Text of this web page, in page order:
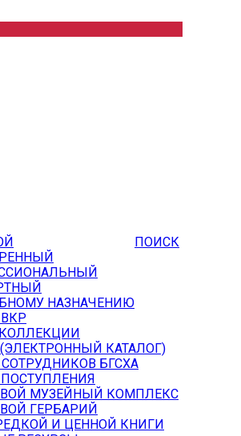
ПОИСК
НАЗНАЧЕНИЮ
КАТАЛОГ)
БГСХА
МУЗЕЙНЫЙ КОМПЛЕКС
ГЕРБАРИЙ
И ЦЕННОЙ КНИГИ